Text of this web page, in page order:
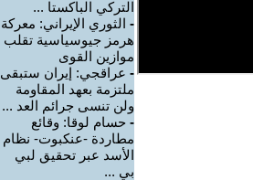
التركي الباكستا ...
- الثوري الإيراني: معركة
هرمز جيوسياسية تقلب
موازين القوى
- عراقجي: إيران ستبقى
ملتزمة بعهد المقاومة
ولن تنسى جرائم العد ...
- حسام لوقا: وقائع
مطاردة -عنكبوت- نظام
الأسد عبر تحقيق لبي
بي ...